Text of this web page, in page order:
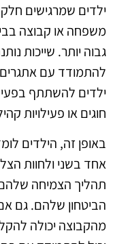
ילדים שמרגישים
משפחה או קבוצה
גבוה יותר. שייכות
להתמודד עם
ילדים להשתתף
חוגים או פעילויות
באופן זה, הילדים
אחד בשני ולחוות
תהליך הצמיחה
הביטחון שלהם. גם
מהקבוצה יכולה